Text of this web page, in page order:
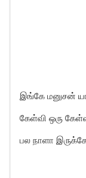
இங்கே மனுசன்
கேள்வி ஒரு
பல நாளா